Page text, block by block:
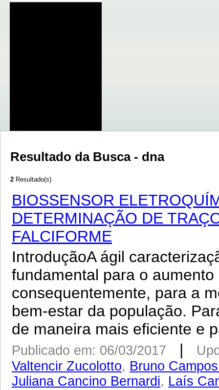
Resultado da Busca - dna
2 Resultado(s)
BIOSSENSOR
DETERMINAÇÃO DE
FALCIFORME
IntroduçãoA ágil
fundamental para o
consequentemente, para a
bem-estar da população.
de maneira mais eficiente e
Publicado em: 06/03/2017 |
Valtencir Zucolotto, Bruno
Juliana Cancino Bernardi, Laís